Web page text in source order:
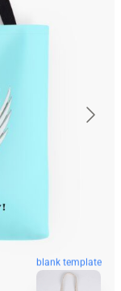
blank template